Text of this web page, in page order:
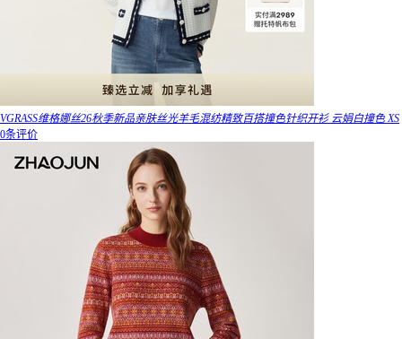
VGRASS维格娜丝26秋季新品亲肤丝光羊毛混纺精致百搭撞色针织开衫 云娟白撞色 XS
0条评价